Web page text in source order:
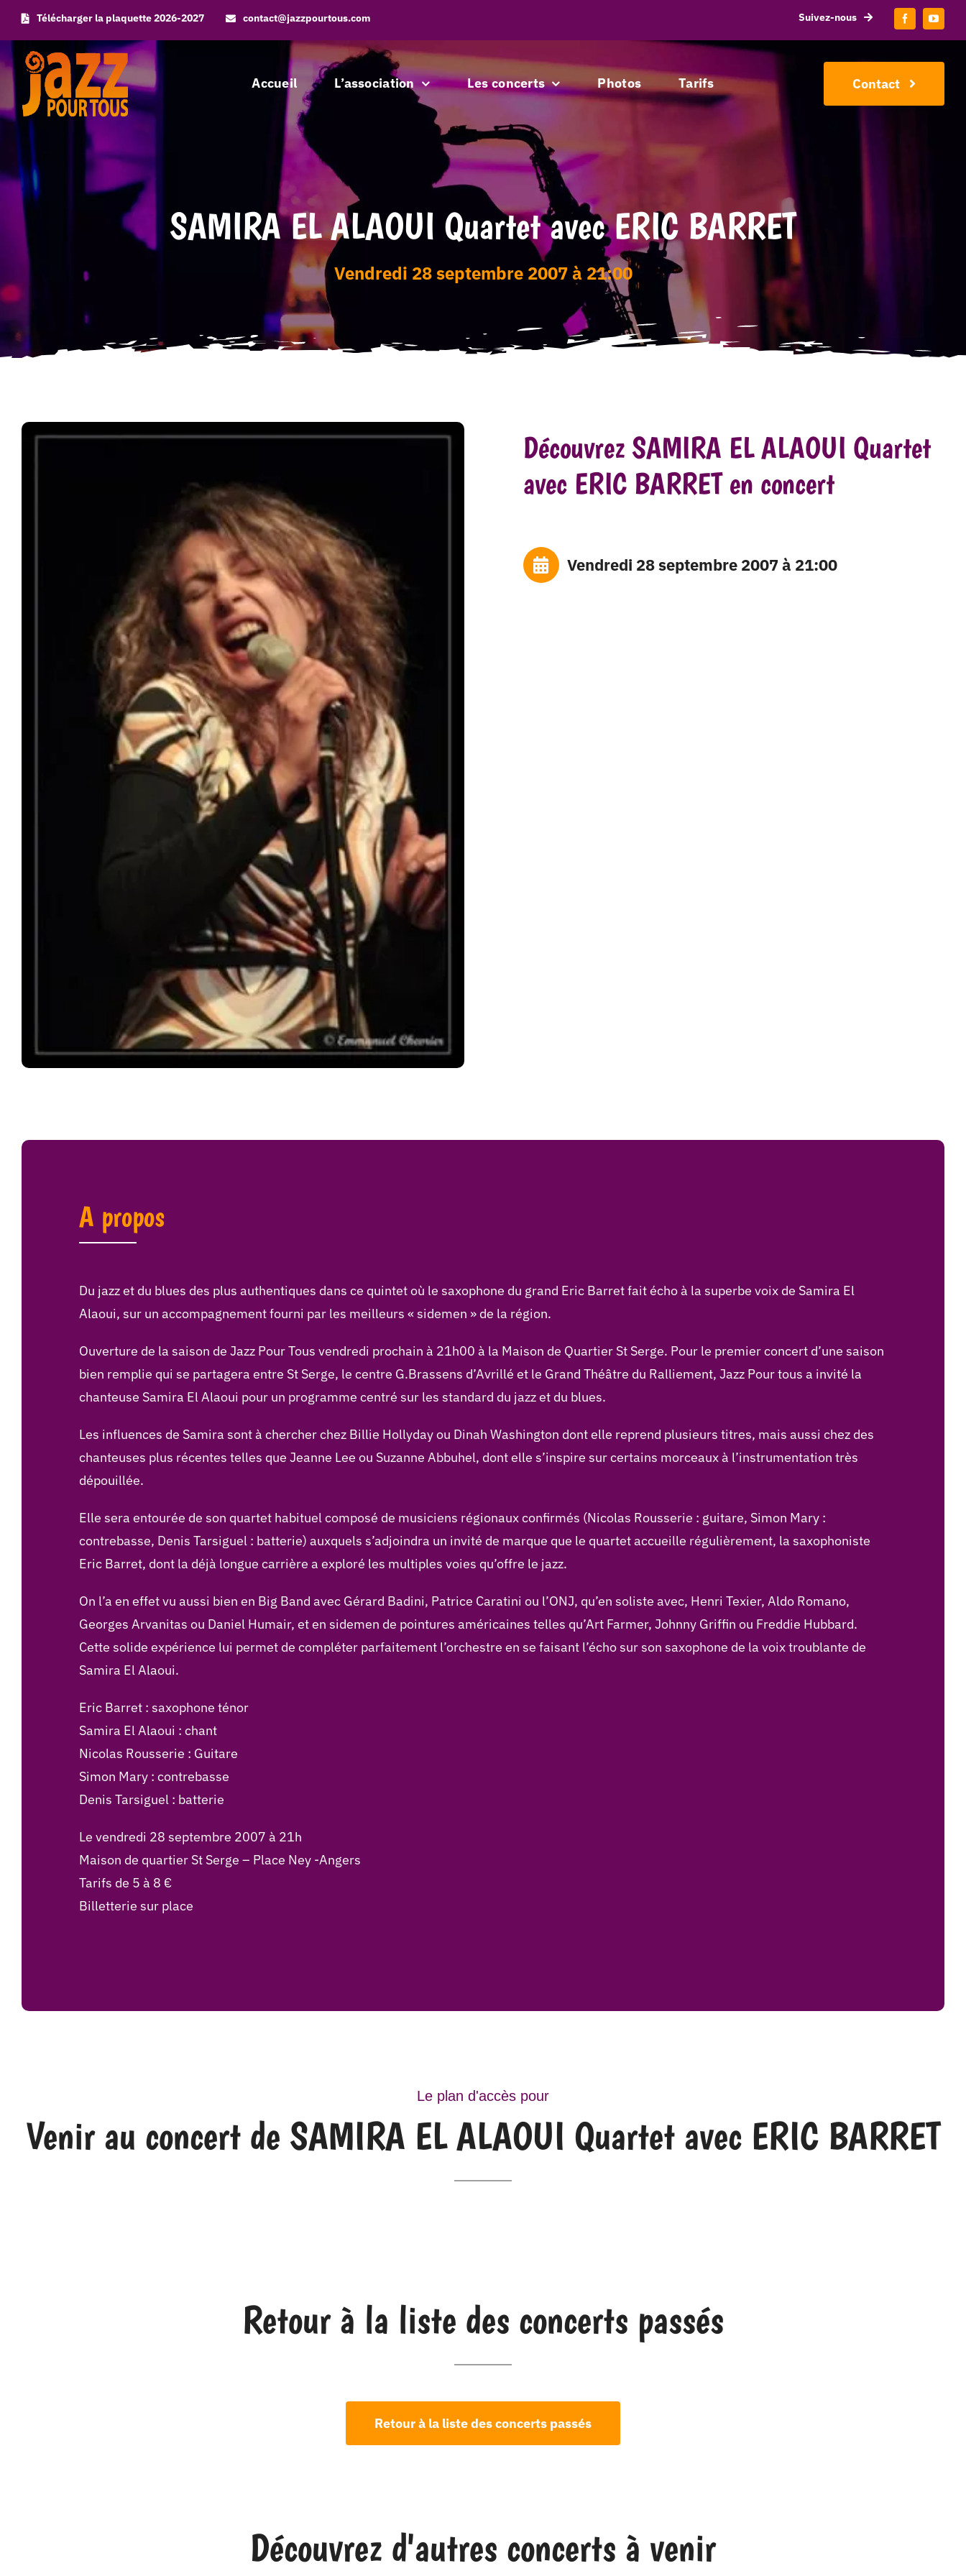
Skip
content
Télécharger la plaquette 2026-2027 contact@jazzpourtous.com Suivez-nous
Accueil L’association Les concerts Photos Tarifs Contact
SAMIRA EL ALAOUI Quartet avec ERIC BARRET
vendredi 28 septembre 2007 à 21:00
Découvrez SAMIRA EL ALAOUI Quartet
avec ERIC BARRET en concert
vendredi 28 septembre 2007 à 21:00
A propos
Du jazz et du blues des plus authentiques dans ce quintet où le saxophone du grand Eric Barret fait écho à la superbe voix de Samira El
Alaoui, sur un accompagnement fourni par les meilleurs « sidemen » de la région.
Ouverture de la saison de Jazz Pour Tous vendredi prochain à 21h00 à la Maison de Quartier St Serge. Pour le premier concert d’une saison
bien remplie qui se partagera entre St Serge, le centre G.Brassens d’Avrillé et le Grand Théâtre du Ralliement, Jazz Pour tous a invité la
chanteuse Samira El Alaoui pour un programme centré sur les standard du jazz et du blues.
Les influences de Samira sont à chercher chez Billie Hollyday ou Dinah Washington dont elle reprend plusieurs titres, mais aussi chez des
chanteuses plus récentes telles que Jeanne Lee ou Suzanne Abbuhel, dont elle s’inspire sur certains morceaux à l’instrumentation très
dépouillée.
Elle sera entourée de son quartet habituel composé de musiciens régionaux confirmés (Nicolas Rousserie : guitare, Simon Mary :
contrebasse, Denis Tarsiguel : batterie) auxquels s’adjoindra un invité de marque que le quartet accueille régulièrement, la saxophoniste
Eric Barret, dont la déjà longue carrière a exploré les multiples voies qu’offre le jazz.
On l’a en effet vu aussi bien en Big Band avec Gérard Badini, Patrice Caratini ou l’ONJ, qu’en soliste avec, Henri Texier, Aldo Romano,
Georges Arvanitas ou Daniel Humair, et en sidemen de pointures américaines telles qu’Art Farmer, Johnny Griffin ou Freddie Hubbard.
Cette solide expérience lui permet de compléter parfaitement l’orchestre en se faisant l’écho sur son saxophone de la voix troublante de
Samira El Alaoui.
Eric Barret : saxophone ténor
Samira El Alaoui : chant
Nicolas Rousserie : Guitare
Simon Mary : contrebasse
Denis Tarsiguel : batterie
Le vendredi 28 septembre 2007 à 21h
Maison de quartier St Serge – Place Ney -Angers
Tarifs de 5 à 8 €
Billetterie sur place
Le plan d'accès pour
Venir au concert de SAMIRA EL ALAOUI Quartet avec ERIC BARRET
Retour à la liste des concerts passés
Retour à la liste des concerts passés
Découvrez d'autres concerts à venir